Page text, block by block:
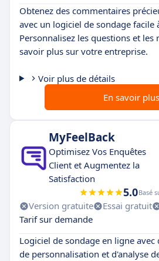
Obtenez des commentaires
avec un logiciel de sondage facile
Personnalisez les questions et les
savoir plus sur votre entreprise.
Voir plus de détails
En savoir plus
MyFeelBack
Optimisez Vos Enquêtes
Client et Augmentez la
Satisfaction
5.0Basé
Version gratuite Essai gratuit
Tarif sur demande
Logiciel de sondage en ligne
de personnalisation et d'analyse